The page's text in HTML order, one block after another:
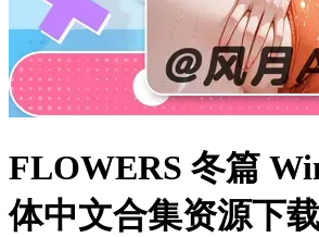
FLOWERS 冬篇
体中文合集资源下